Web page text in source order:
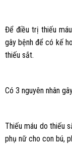
Để điều trị thiếu
gây bệnh để có kế
thiếu sắt.
Có 3 nguyên nhân
Thiếu máu do thiếu
phụ nữ cho con bú,